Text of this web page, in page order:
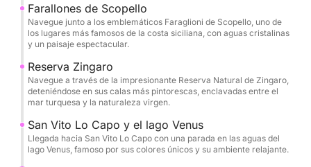
turquesas y fondos marinos transparentes, ideales
para nadar y relajarse. El crucero continuará hacia
los evocadores Faraglioni de Scopello y a lo largo
paradas en Cala Capreria, Cala del Varo, Cala della
Disa, Cala Berretta, Cala Marinella, Cala dell'Uzzo y
Cala Tonnarella dell'Uzzo. El itinerario también
incluye el impresionante Lago de Venus y la llegada
a San Vito Lo Capo, uno de los pueblos más
emblemáticos del oeste de Sicilia. Agua, zumos,
Farallones de Scopello
Navegue junto a los emblemáticos Faraglioni de Scopello, uno de
los lugares más famosos de la costa siciliana, con aguas cristalinas
y un paisaje espectacular.
Reserva Zingaro
Navegue a través de la impresionante Reserva Natural de Zingaro,
deteniéndose en sus calas más pintorescas, enclavadas entre el
mar turquesa y la naturaleza virgen.
San Vito Lo Capo y el lago Venus
Llegada hacia San Vito Lo Capo con una parada en las aguas del
lago Venus, famoso por sus colores únicos y su ambiente relajante.